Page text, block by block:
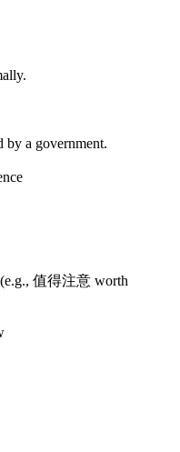
by a government.
值得注意 worth